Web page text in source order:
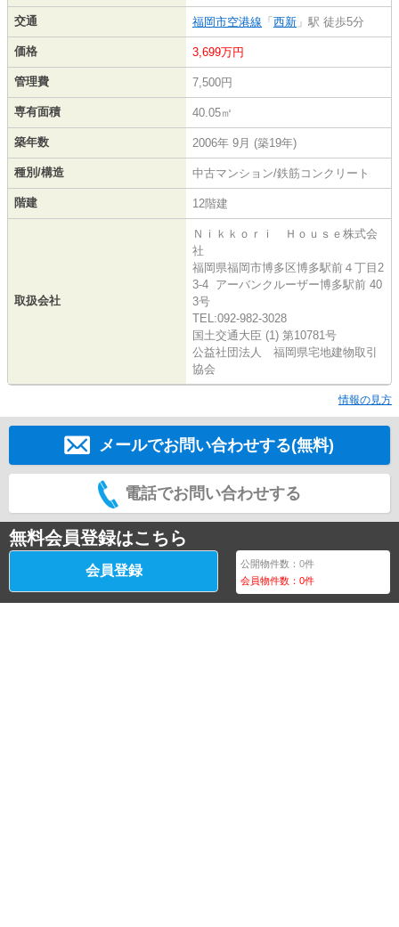
交通 福岡市空港線 「 西新 」駅 徒歩5分
価格 3,699万円
管理費 7,500円
専有面積 40.05㎡
築年数 2006年 9月 (築19年)
種別/構造 中古マンション/鉄筋コンクリート
階建 12階建
取扱会社
Ｎｉｋｋｏｒｉ Ｈｏｕｓｅ株式会
社
福岡県福岡市博多区博多駅前４丁目2
3-4 アーバンクルーザー博多駅前 40
3号
TEL:092-982-3028
国土交通大臣 (1) 第10781号
公益社団法人 福岡県宅地建物取引
協会
情報の見方
メールでお問い合わせする(無料)
電話でお問い合わせする
無料会員登録はこちら
会員登録 公開物件数：0件
会員物件数：0件